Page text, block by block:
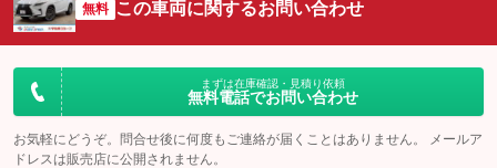
無料 この車両に関するお問い合わせ
まずは在庫確認・見積り依頼
無料電話でお問い合わせ
お気軽にどうぞ。問合せ後に何度もご連絡が届くことはありません。 メールア
ドレスは販売店に公開されません。